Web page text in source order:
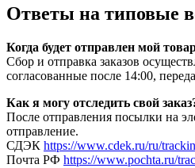
Ответы на типовые
Когда будет отправлен мой
Сбор и отправка заказов
согласованные после 14:00,
Как я могу отследить свой
После отправления посылки на
отправление.
СДЭК https://www.cdek.ru/ru/
Почта РФ https://www.pochta.ru/